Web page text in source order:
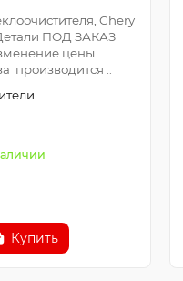
Chery
ПОД ЗАКАЗ
цены.
производится ..
Купить